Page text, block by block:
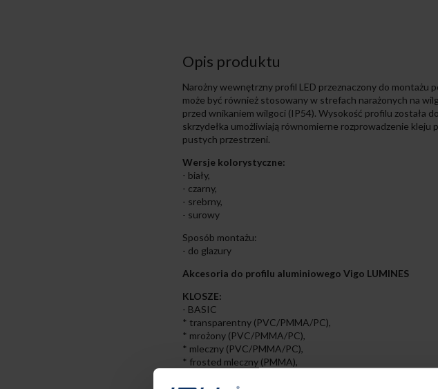
Opis produktu
Narożny wewnętrzny profil LED przeznaczony do montażu
może być również stosowany w strefach narażonych na
przed wnikaniem wilgoci (IP54). Wysokość profilu została
skrzydełka umożliwiają równomierne rozprowadzenie kleju
pustych przestrzeni.
Wersje kolorystyczne:
- biały,
- czarny,
- srebrny,
- surowy
Sposób montażu:
- do glazury
Akcesoria do profilu aluminiowego Vigo LUMINES
KLOSZE:
- BASIC
* transparentny (PVC/PMMA/PC),
* mrożony (PVC/PMMA/PC),
* mleczny (PVC/PMMA/PC),
* frosted mleczny (PMMA),